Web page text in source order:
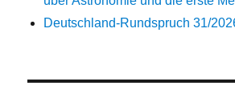
Deutschland-Rundspruch 31/